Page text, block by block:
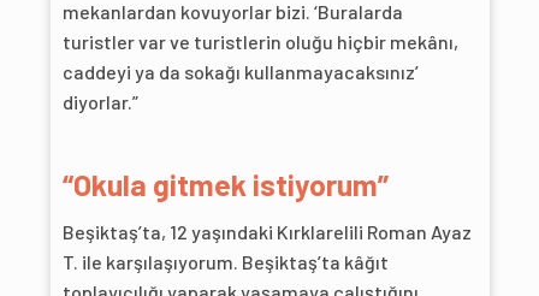
mekanlardan kovuyorlar bizi. ‘Buralarda
turistler var ve turistlerin oluğu hiçbir mekânı,
caddeyi ya da sokağı kullanmayacaksınız’
diyorlar.”
“Okula gitmek istiyorum”
Beşiktaş’ta, 12 yaşındaki Kırklarelili Roman Ayaz
T. ile karşılaşıyorum. Beşiktaş’ta kâğıt